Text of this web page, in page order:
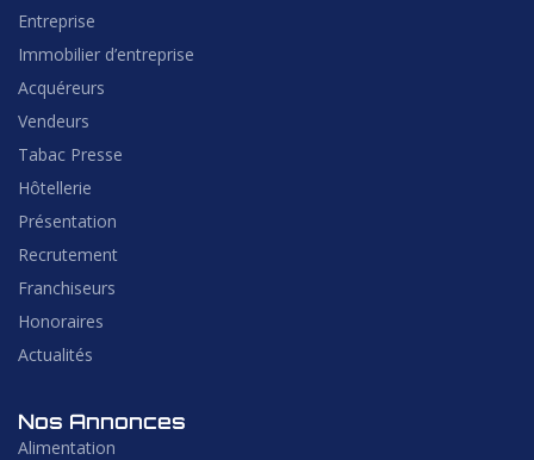
Entreprise
Immobilier d’entreprise
Acquéreurs
Vendeurs
Tabac Presse
Hôtellerie
Présentation
Recrutement
Franchiseurs
Honoraires
Actualités
Nos Annonces
Alimentation